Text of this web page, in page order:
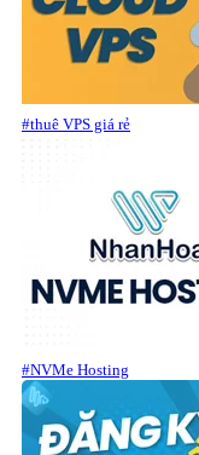
#thuê VPS giá rẻ
#NVMe Hosting